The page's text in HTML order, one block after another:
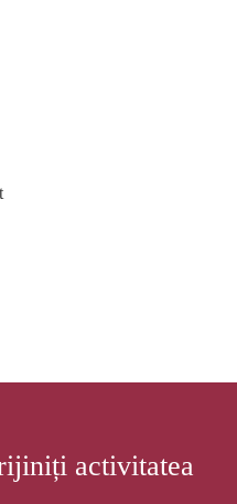
activitatea